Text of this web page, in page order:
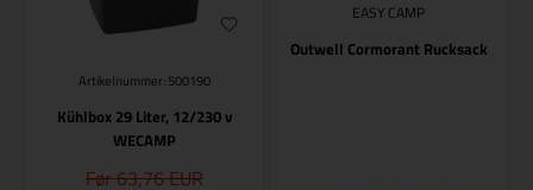
Artikelnummer: 500190
Kühlbox 29 Liter, 12/230 v
WECAMP
63,76
EASY CAMP
Outwell Cormorant Rucksack